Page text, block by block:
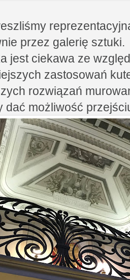
przez galerię sztuki.
jest ciekawa ze
zastosowań
rozwiązań
dać możliwość